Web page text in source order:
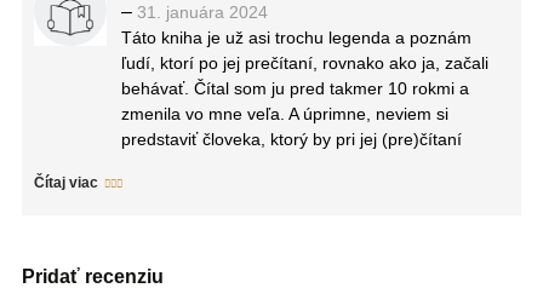
– 31. januára 2024
Táto kniha je už asi trochu legenda a poznám
ľudí, ktorí po jej prečítaní, rovnako ako ja, začali
behávať. Čítal som ju pred takmer 10 rokmi a
zmenila vo mne veľa. A úprimne, neviem si
predstaviť človeka, ktorý by pri jej (pre)čítaní
pútavo, motivačne a aj informácie v nej som
Čítaj viac
Pridať recenziu